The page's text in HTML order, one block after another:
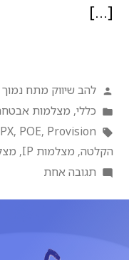
[…]
להב שיווק מתח
כללי, מצלמות
, POE, Provision
הקלטה, מצלמות IP ,
תגובה אחת